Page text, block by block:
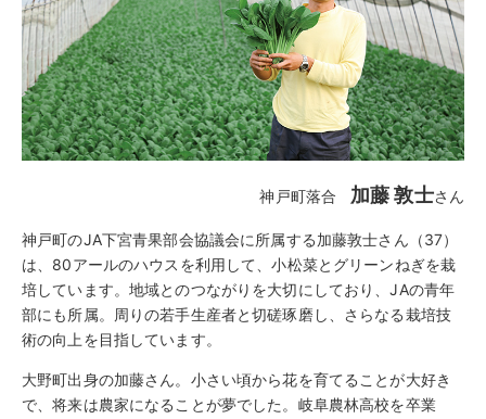
神戸町落合 加藤 敦士さん
神戸町のJA下宮青果部会協議会に所属する加藤敦士さん（37）
は、80アールのハウスを利用して、小松菜とグリーンねぎを栽
培しています。地域とのつながりを大切にしており、JAの青年
部にも所属。周りの若手生産者と切磋琢磨し、さらなる栽培技
術の向上を目指しています。
大野町出身の加藤さん。小さい頃から花を育てることが大好き
で、将来は農家になることが夢でした。岐阜農林高校を卒業